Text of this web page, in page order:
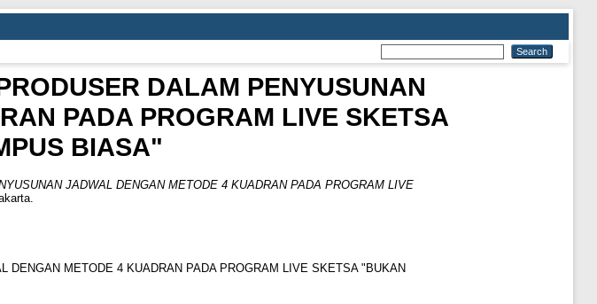
DALAM PENYUSUNAN
PADA PROGRAM LIVE SKETSA
BIASA"
JADWAL DENGAN METODE 4 KUADRAN PADA PROGRAM LIVE
DENGAN METODE 4 KUADRAN PADA PROGRAM LIVE SKETSA "BUKAN